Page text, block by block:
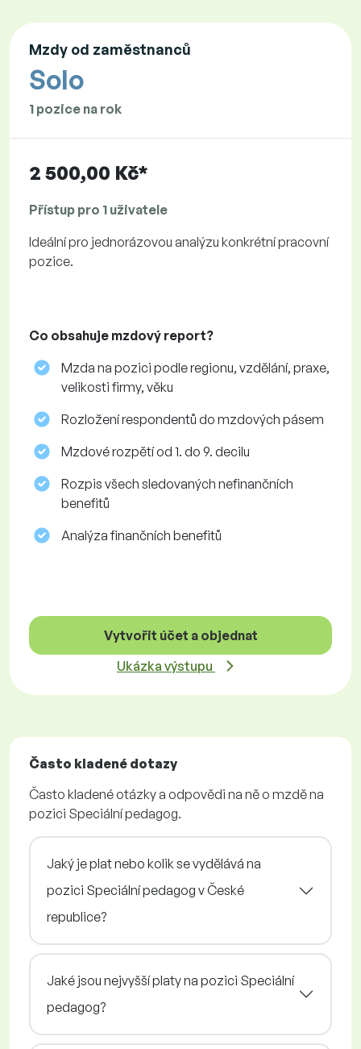
Mzdy od zaměstnanců
Solo
1 pozice na rok
2 500,00 Kč*
Přístup pro 1 uživatele
Ideální pro jednorázovou analýzu konkrétní pracovní
pozice.
Co obsahuje mzdový report?
Mzda na pozici podle regionu, vzdělání, praxe,
velikosti firmy, věku
Rozložení respondentů do mzdových pásem
Mzdové rozpětí od 1. do 9. decilu
Rozpis všech sledovaných nefinančních
benefitů
Analýza finančních benefitů
Vytvořit účet a objednat
Ukázka výstupu
Často kladené dotazy
Často kladené otázky a odpovědi na ně o mzdě na
pozici Speciální pedagog.
Jaký je plat nebo kolik se vydělává na
pozici Speciální pedagog v České
republice?
Jaké jsou nejvyšší platy na pozici Speciální
pedagog?